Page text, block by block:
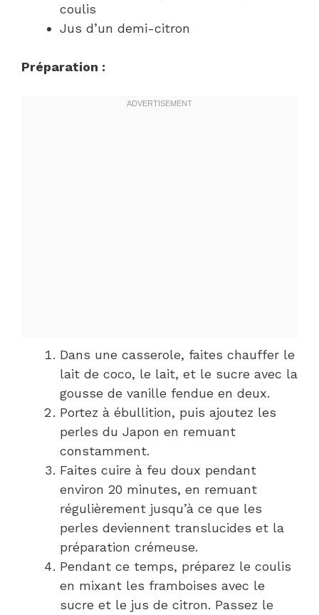
coulis
Jus d’un demi-citron
Préparation :
Dans une casserole, faites chauffer le
lait de coco, le lait, et le sucre avec la
gousse de vanille fendue en deux.
Portez à ébullition, puis ajoutez les
perles du Japon en remuant
constamment.
Faites cuire à feu doux pendant
environ 20 minutes, en remuant
régulièrement jusqu’à ce que les
perles deviennent translucides et la
préparation crémeuse.
Pendant ce temps, préparez le coulis
en mixant les framboises avec le
sucre et le jus de citron. Passez le